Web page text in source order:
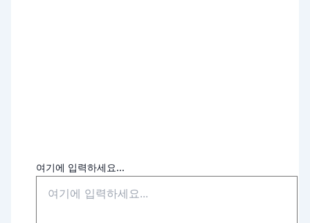
여기에 입력하세요...